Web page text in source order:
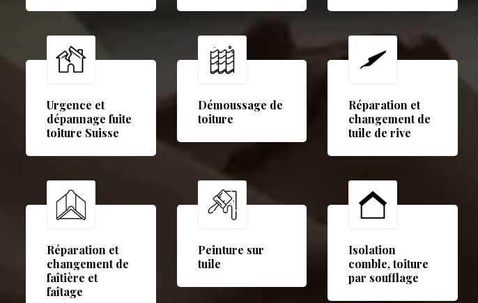
Urgence et
dépannage fuite
toiture Suisse
Démoussage de
toiture
Réparation et
changement de
tuile de rive
Réparation et
changement de
faîtière et
faîtage
Peinture sur
tuile
Isolation
comble, toiture
par soufflage